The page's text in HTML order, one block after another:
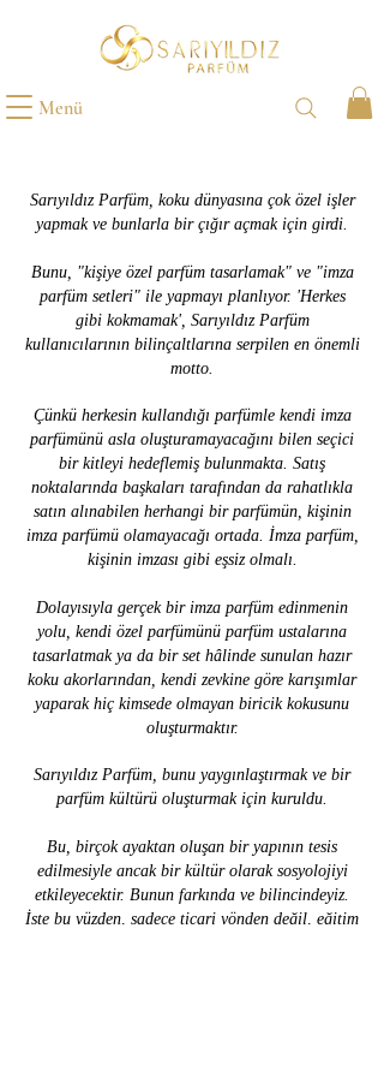
Menü
Sarıyıldız Parfüm, koku dünyasına çok özel işler
yapmak ve bunlarla bir çığır açmak için girdi.
Bunu, "kişiye özel parfüm tasarlamak" ve "imza
parfüm setleri" ile yapmayı planlıyor. 'Herkes
gibi kokmamak', Sarıyıldız Parfüm
kullanıcılarının bilinçaltlarına serpilen en önemli
motto.
Çünkü herkesin kullandığı parfümle kendi imza
parfümünü asla oluşturamayacağını bilen seçici
bir kitleyi hedeflemiş bulunmakta. Satış
noktalarında başkaları tarafından da rahatlıkla
satın alınabilen herhangi bir parfümün, kişinin
imza parfümü olamayacağı ortada. İmza parfüm,
kişinin imzası gibi eşsiz olmalı.
Dolayısıyla gerçek bir imza parfüm edinmenin
yolu, kendi özel parfümünü parfüm ustalarına
tasarlatmak ya da bir set hâlinde sunulan hazır
koku akorlarından, kendi zevkine göre karışımlar
yaparak hiç kimsede olmayan biricik kokusunu
oluşturmaktır.
Sarıyıldız Parfüm, bunu yaygınlaştırmak ve bir
parfüm kültürü oluşturmak için kuruldu.
Bu, birçok ayaktan oluşan bir yapının tesis
edilmesiyle ancak bir kültür olarak sosyolojiyi
etkileyecektir. Bunun farkında ve bilincindeyiz.
İşte bu yüzden, sadece ticari yönden değil, eğitim